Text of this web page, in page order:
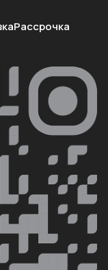
Рассрочка